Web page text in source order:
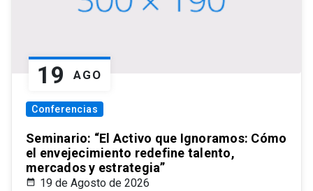
19 AGO
Conferencias
Seminario: “El Activo que Ignoramos: Cómo
el envejecimiento redefine talento,
mercados y estrategia”
19 de Agosto de 2026